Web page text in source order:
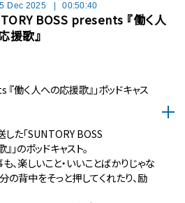
Dec 2025 00:50:40
BOSS presents 『働く人
援歌』
働く人への応援歌』」ポッドキャス
た「SUNTORY BOSS
のポッドキャスト。
、楽しいこと・いいことばかりじゃな
の背中をそっと押してくれたり、励